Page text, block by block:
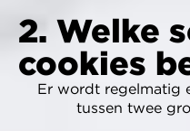
2. Welke
cookies
Er wordt regelmatig
tussen twee